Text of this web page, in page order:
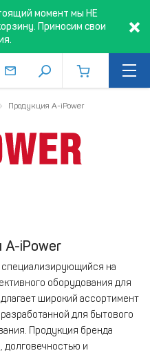
момент мы НЕ
Приносим свои
Продукция A-iPower
A-iPower
на
оборудования для
широкий ассортимент
для бытового
Продукция бренда
долговечностью и